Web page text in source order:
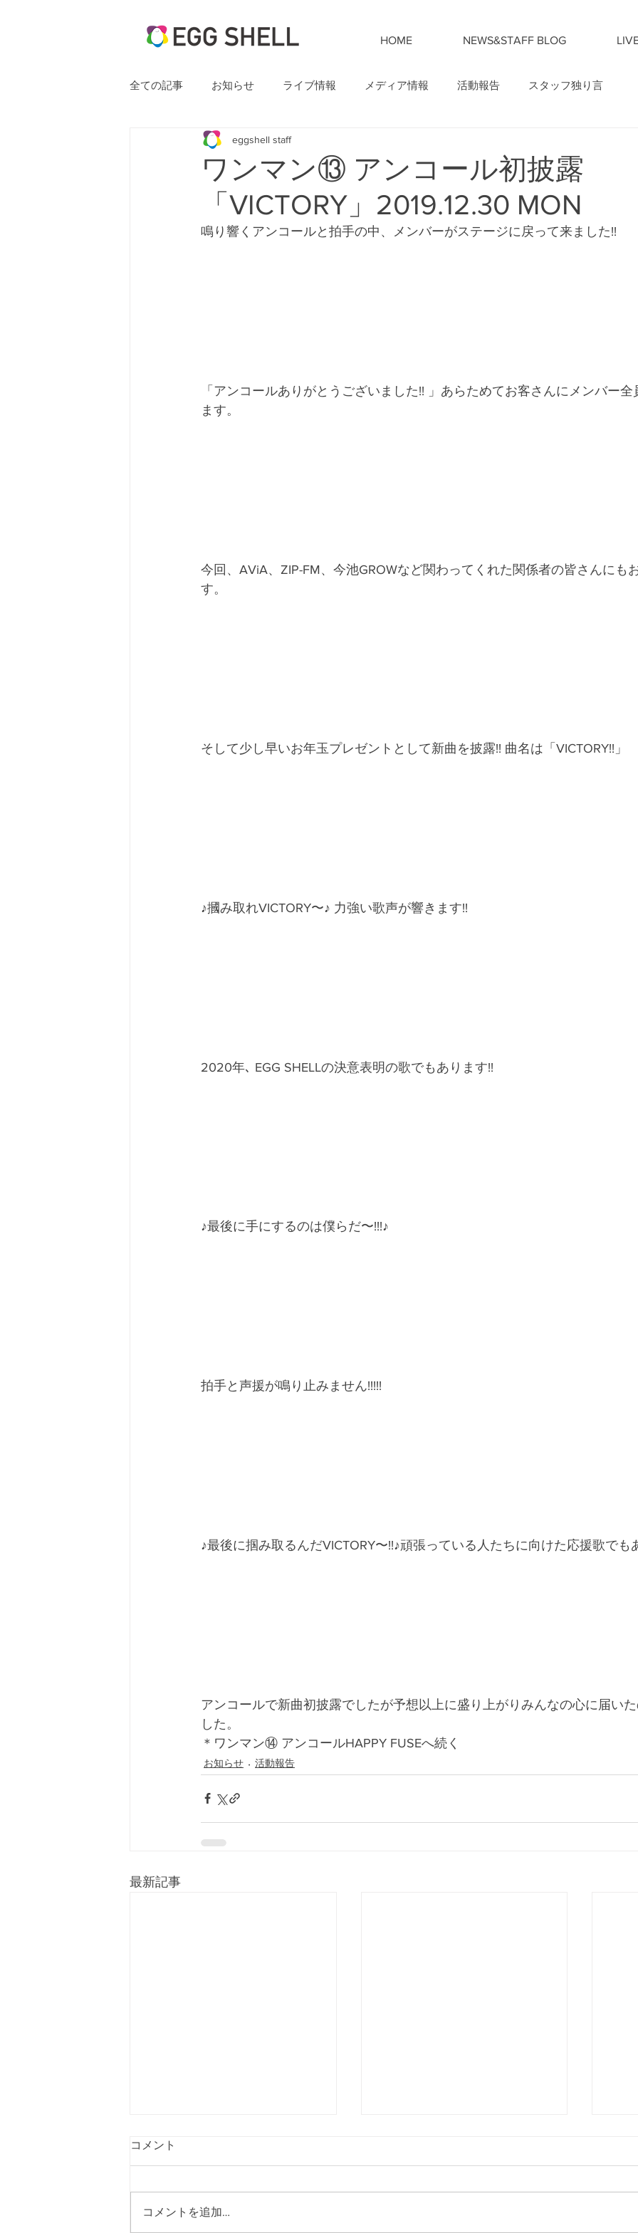
HOME NEWS&STAFF BLOG
全ての記事 お知らせ ライブ情報 メディア情報 活動報告 スタッフ独り言
ワンマン⑬ アンコール初披露
「VICTORY」2019.12.30 MON
eggshell staff
鳴り響くアンコールと拍手の中、メンバーがステージに戻って来ました!!
「アンコールありがとうございました!! 」あらためてお客さんにメンバー
ます。
今回、AViA、ZIP-FM、今池GROWなど関わってくれた関係者の皆さんにも
す。
そして少し早いお年玉プレゼントとして新曲を披露!! 曲名は「VICTORY!!」
♪摑み取れVICTORY〜♪ 力強い歌声が響きます!!
2020年､ EGG SHELLの決意表明の歌でもあります!!
♪最後に手にするのは僕らだ〜!!!♪
拍手と声援が鳴り止みません!!!!!
♪最後に掴み取るんだVICTORY〜!!♪頑張っている人たちに向けた応援歌でも
アンコールで新曲初披露でしたが予想以上に盛り上がりみんなの心に届い
した。
＊ワンマン⑭ アンコールHAPPY FUSEへ続く
お知らせ 活動報告
最新記事
コメント
コメントを追加…